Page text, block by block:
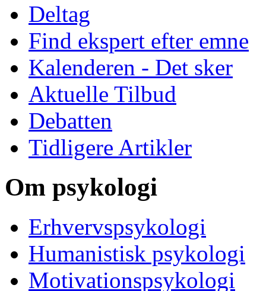
Deltag
Find ekspert efter emne
Kalenderen - Det sker
Aktuelle Tilbud
Debatten
Tidligere Artikler
Om psykologi
Erhvervspsykologi
Humanistisk psykologi
Motivationspsykologi